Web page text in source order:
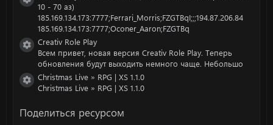
Иконка ресурса
10 - 70 аз)
185.169.134.173:7777;Ferrari_Morris;FZGTBqI;;;194.87.206.84
185.169.134.173:7777;Oconer_Aaron;FZGTBq
Иконка ресурса
Creativ Role Play
Всем привет, новая версия Creativ Role Play. Теперь
обновления будут выходить немного чаще. Небольшо
Иконка ресурса
Christmas Live » RPG | XS 1.1.0
Christmas Live » RPG | XS 1.1.0
Поделиться ресурсом